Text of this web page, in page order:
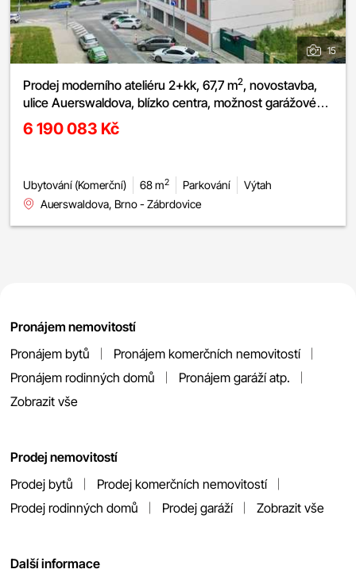
15
Prodej moderního ateliéru 2+kk, 67,7 m2, novostavba,
ulice Auerswaldova, blízko centra, možnost garážového
stání
6 190 083 Kč
Ubytování (Komerční) 68 m2 Parkování
Výtah
Auerswaldova, Brno - Zábrdovice
Pronájem nemovitostí
Pronájem bytů
Pronájem komerčních nemovitostí
Pronájem rodinných domů
Pronájem garáží atp.
Zobrazit vše
Prodej nemovitostí
Prodej bytů
Prodej komerčních nemovitostí
Prodej rodinných domů
Prodej garáží Zobrazit vše
Další informace